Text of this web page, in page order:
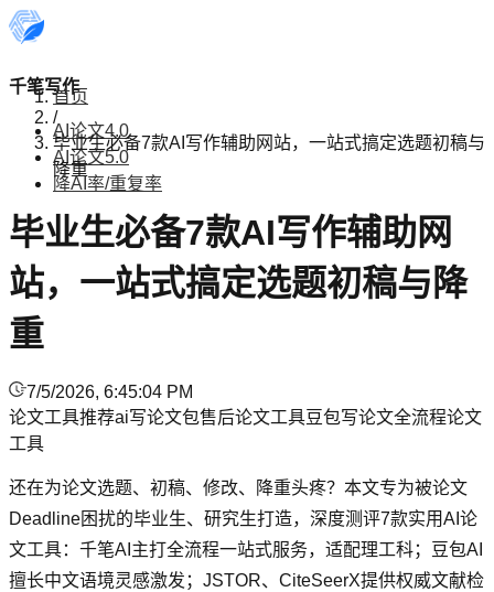
千笔写作
AI论文4.0
AI论文5.0
降AI率/重复率
首页
/
毕业生必备7款AI写作辅助网站，一站式搞定选题初稿与
降重
毕业生必备7款AI写作辅助网
站，一站式搞定选题初稿与降
重
7/5/2026, 6:45:04 PM
论文工具推荐ai写论文包售后论文工具豆包写论文全流程论文
工具
还在为论文选题、初稿、修改、降重头疼？本文专为被论文
Deadline困扰的毕业生、研究生打造，深度测评7款实用AI论
文工具：千笔AI主打全流程一站式服务，适配理工科；豆包AI
擅长中文语境灵感激发；JSTOR、CiteSeerX提供权威文献检